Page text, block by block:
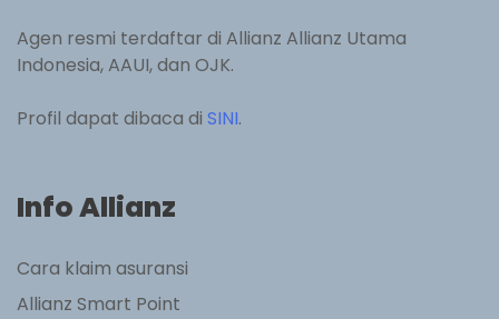
Agen resmi terdaftar di Allianz Allianz Utama
Indonesia, AAUI, dan OJK.
Profil dapat dibaca di SINI.
Info Allianz
Cara klaim asuransi
Allianz Smart Point